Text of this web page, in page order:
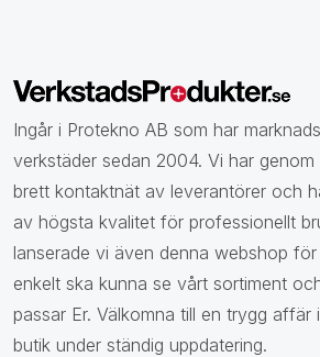
Ingår i Protekno AB som har
verkstäder sedan 2004. Vi har
brett kontaktnät av leverantörer och
av högsta kvalitet för professionellt
lanserade vi även denna webshop
enkelt ska kunna se vårt sortiment
passar Er. Välkomna till en trygg affär
butik under ständig uppdatering.